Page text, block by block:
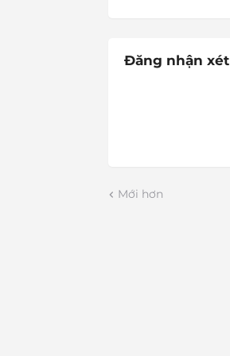
Đăng nhận xét
Mới hơn